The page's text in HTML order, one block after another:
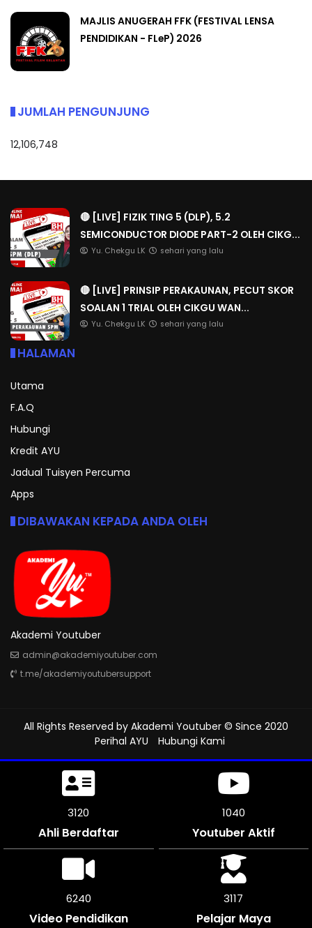
MAJLIS ANUGERAH FFK (FESTIVAL LENSA
PENDIDIKAN - FLeP) 2026
JUMLAH PENGUNJUNG
12,106,748
🔴 [LIVE] FIZIK TING 5 (DLP), 5.2
SEMICONDUCTOR DIODE PART-2 OLEH CIKG...
Yu. Chekgu LK sehari yang lalu
🔴 [LIVE] PRINSIP PERAKAUNAN, PECUT SKOR
SOALAN 1 TRIAL OLEH CIKGU WAN...
Yu. Chekgu LK sehari yang lalu
HALAMAN
Utama
F.A.Q
Hubungi
Kredit AYU
Jadual Tuisyen Percuma
Apps
DIBAWAKAN KEPADA ANDA OLEH
Akademi Youtuber
admin@akademiyoutuber.com
t.me/akademiyoutubersupport
All Rights Reserved by Akademi Youtuber © Since 2020
Perihal AYU
Hubungi Kami
3522
Ahli Berdaftar
1174
Youtuber Aktif
7038
Video Pendidikan
3519
Pelajar Maya